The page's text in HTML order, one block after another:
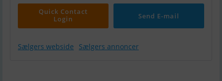
Quick Contact
Login
Send E-mail
Sælgers webside Sælgers annoncer